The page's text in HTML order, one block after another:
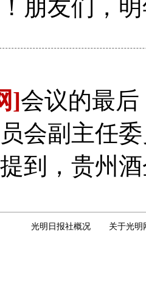
光明日报社概况 关于光明